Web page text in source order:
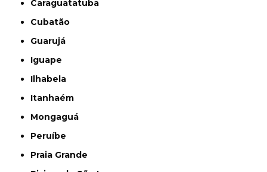
Caraguatatuba
Cubatão
Guarujá
Iguape
Ilhabela
Itanhaém
Mongaguá
Peruíbe
Praia Grande